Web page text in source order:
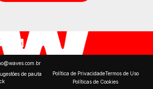
de pauta
Política de PrivacidadeTermos de Uso
Políticas de Cookies